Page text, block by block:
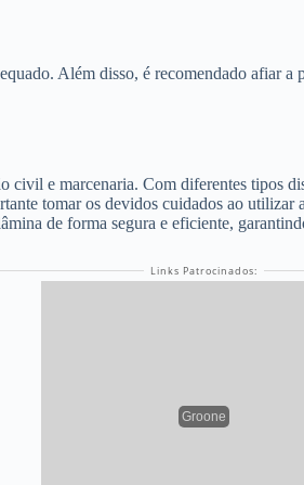
Além disso, é recomendado afiar
civil e marcenaria. Com diferentes tipos
tomar os devidos cuidados ao
de forma segura e eficiente,